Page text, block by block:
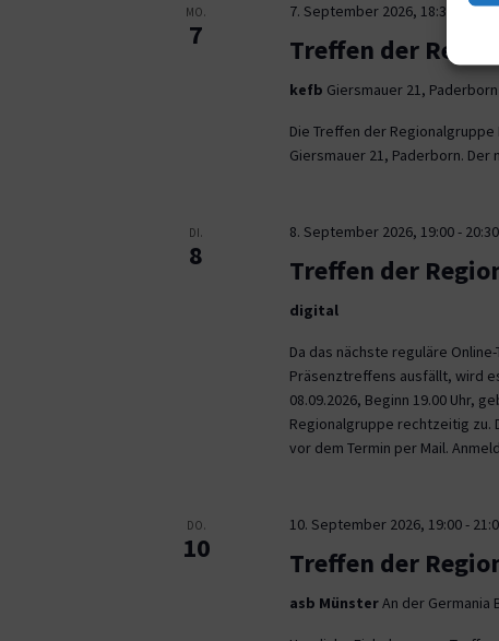
MO.
7
7. September 2026, 18:30 21:30
Treffen der
kefb Giersmauer 21, Paderborn
Die Treffen der
Giersmauer 21, Paderborn. Der
DI.
8
8. September 2026, 19:00- 20:30
Treffen der
digital
Da das nächste reguläre
Präsenztreffens ausfällt, wird
08.09.2026, Beginn 19.00 Uhr,
Regionalgruppe rechtzeitig zu.
vor dem Termin per Mail.
DO.
10
10. September 2026, 19:00-
Treffen der
asb MünsterAn der Germania